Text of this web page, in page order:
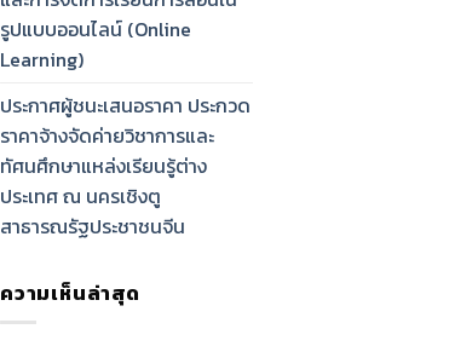
รูปแบบออนไลน์ (Online
Learning)
ประกาศผู้ชนะเสนอราคา ประกวด
ราคาจ้างจัดค่ายวิชาการและ
ทัศนศึกษาแหล่งเรียนรู้ต่าง
ประเทศ ณ นครเชิงตู
สาธารณรัฐประชาชนจีน
ความเห็นล่าสุด